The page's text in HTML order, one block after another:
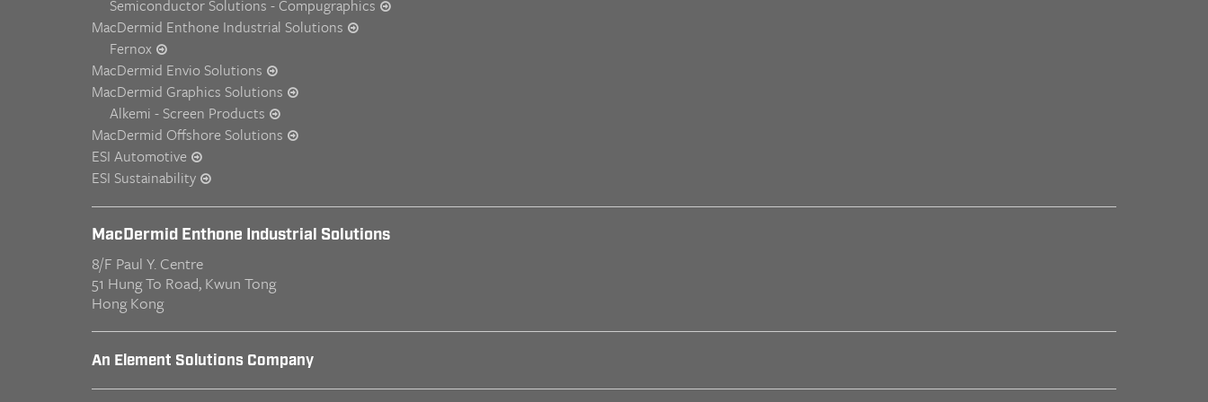
Semiconductor Solutions - Compugraphics
MacDermid Enthone Industrial Solutions
Fernox
MacDermid Envio Solutions
MacDermid Graphics Solutions
Alkemi - Screen Products
MacDermid Offshore Solutions
ESI Automotive
ESI Sustainability
MacDermid Enthone Industrial Solutions
8/F Paul Y. Centre
51 Hung To Road, Kwun Tong
Hong Kong
An Element Solutions Company